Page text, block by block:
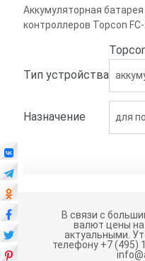
Аккумуляторная
контроллеров Topcon
Тип устройства
Назначение для
В связи с
валют цены на
актуальными.
телефону +7 (495)